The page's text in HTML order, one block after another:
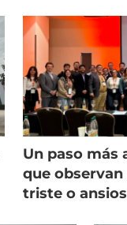
Un paso más
que observan
triste o